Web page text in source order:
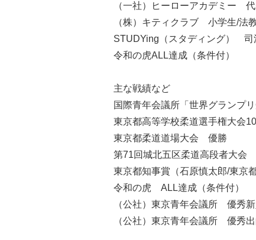
（一社）ヒーローアカデミー
（株）キティクラブ 小学生/法
STUDYing（スタディング） 司
令和の虎ALL達成（条件付）
主な戦績など
国際青年会議所「世界グランプ
東京都高等学校柔道選手権大会
東京都柔道道場大会 優勝
第71回城北五区柔道高段者大会
東京都知事賞（石原慎太郎/東京
令和の虎 ALL達成（条件付）
（公社）東京青年会議所 優秀
（公社）東京青年会議所 優秀